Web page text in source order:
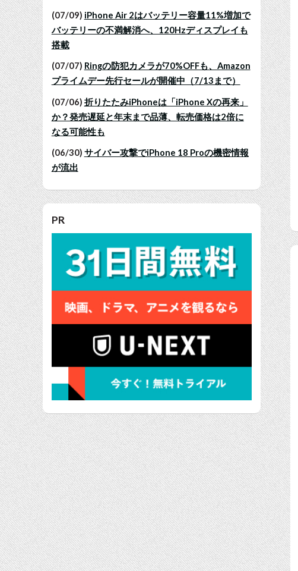
(07/09) iPhone Air 2はバッテリー容量11%増加で
バッテリーの不満解消へ、120Hzディスプレイも
搭載
(07/07) Ringの防犯カメラが70%OFFも、Amazon
プライムデー先行セールが開催中（7/13まで）
(07/06) 折りたたみiPhoneは「iPhone Xの再来」
か？発売遅延と年末まで品薄、転売価格は2倍に
なる可能性も
(06/30) サイバー攻撃でiPhone 18 Proの機密情報
が流出
PR